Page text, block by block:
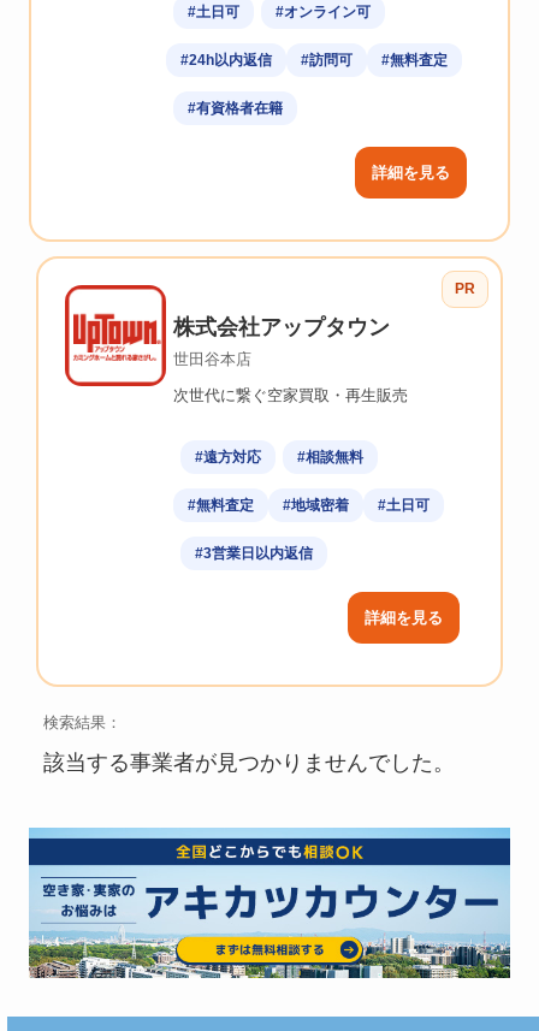
#土日可 #オンライン可
#24h以内返信 #訪問可 #無料査定
#有資格者在籍
詳細を見る
PR
株式会社アップタウン
世田谷本店
次世代に繋ぐ空家買取・再生販売
#遠方対応 #相談無料
#無料査定 #地域密着 #土日可
#3営業日以内返信
詳細を見る
検索結果：
該当する事業者が見つかりませんでした。